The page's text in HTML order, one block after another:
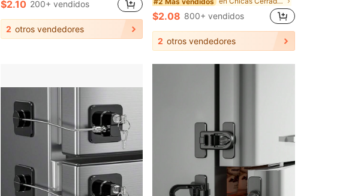
$2.10 200+ vendidos
2 otros vendedores
$2.08 800+ vendidos
2 otros vendedores